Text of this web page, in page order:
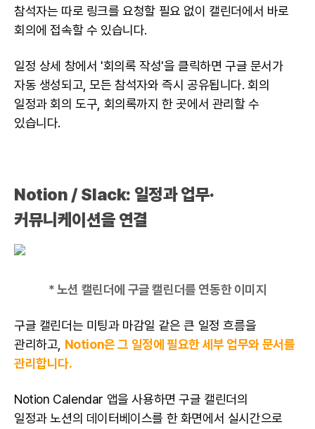
참석자는 따로 링크를 요청할 필요 없이 캘린더에서 바로
회의에 접속할 수 있습니다.
일정 상세 창에서 '회의록 작성'을 클릭하면 구글 문서가
자동 생성되고, 모든 참석자와 즉시 공유됩니다. 회의
일정과 회의 도구, 회의록까지 한 곳에서 관리할 수
있습니다.
Notion / Slack: 일정과 업무·
커뮤니케이션을 연결
* 노션 캘린더에 구글 캘린더를 연동한 이미지
구글 캘린더는 미팅과 마감일 같은 큰 일정 흐름을
관리하고, Notion은 그 일정에 필요한 세부 업무와 문서를
관리합니다.
Notion Calendar 앱을 사용하면 구글 캘린더의
일정과노션의 데이터베이스를 한 화면에서 실시간으로